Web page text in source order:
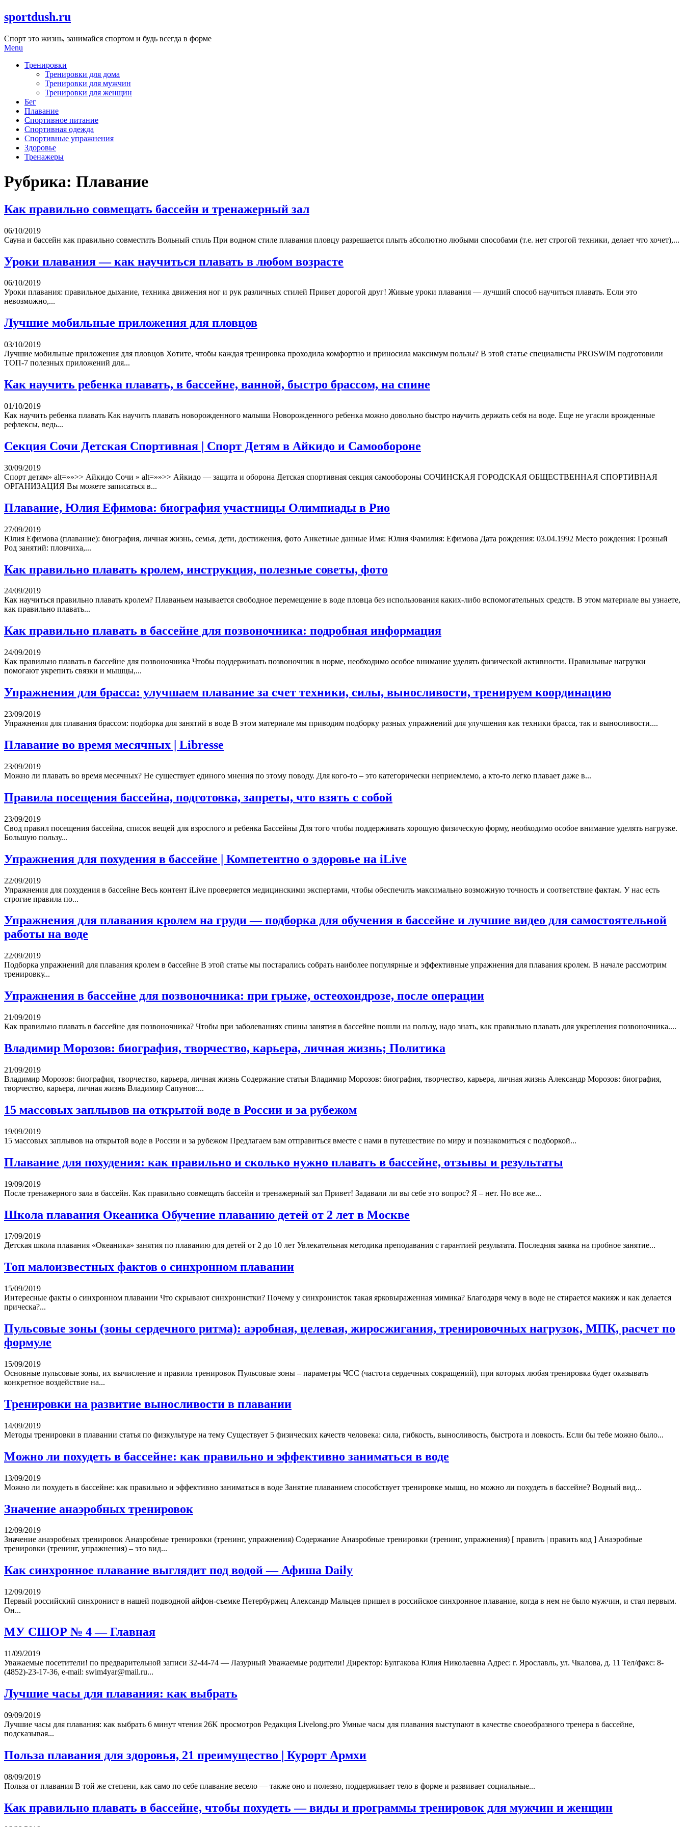
Skip
to
sportdush.ru
Спорт это жизнь, занимайся спортом и будь всегда в форме
Menu
Тренировки
Тренировки для дома
Тренировки для мужчин
Тренировки для женщин
Бег
Плавание
Спортивное питание
Спортивная одежда
Спортивные упражнения
Здоровье
Тренажеры
Рубрика: Плавание
Как правильно совмещать бассейн и тренажерный зал
06/10/2019
Сауна и бассейн как правильно совместить Вольный стиль При водном стиле плавания пловцу разрешается плыть абсолютно любыми способами (т.е. нет строгой техники, делает что хочет),...
Уроки плавания — как научиться плавать в любом возрасте
06/10/2019
Уроки плавания: правильное дыхание, техника движения ног и рук различных стилей Привет дорогой друг! Живые уроки плавания — лучший способ научиться плавать. Если это
невозможно,...
Лучшие мобильные приложения для пловцов
03/10/2019
Лучшие мобильные приложения для пловцов Хотите, чтобы каждая тренировка проходила комфортно и приносила максимум пользы? В этой статье специалисты PROSWIM подготовили
ТОП-7 полезных приложений для...
Как научить ребенка плавать, в бассейне, ванной, быстро брассом, на спине
01/10/2019
Как научить ребенка плавать Как научить плавать новорожденного малыша Новорожденного ребенка можно довольно быстро научить держать себя на воде. Еще не угасли врожденные
рефлексы, ведь...
Секция Сочи Детская Спортивная | Спорт Детям в Айкидо и Самообороне
30/09/2019
Спорт детям» alt=»»>> Айкидо Сочи » alt=»»>> Айкидо — защита и оборона Детская спортивная секция самообороны СОЧИНСКАЯ ГОРОДСКАЯ ОБЩЕСТВЕННАЯ СПОРТИВНАЯ
ОРГАНИЗАЦИЯ Вы можете записаться в...
Плавание, Юлия Ефимова: биография участницы Олимпиады в Рио
27/09/2019
Юлия Ефимова (плавание): биография, личная жизнь, семья, дети, достижения, фото Анкетные данные Имя: Юлия Фамилия: Ефимова Дата рождения: 03.04.1992 Место рождения: Грозный
Род занятий: пловчиха,...
Как правильно плавать кролем, инструкция, полезные советы, фото
24/09/2019
Как научиться правильно плавать кролем? Плаваньем называется свободное перемещение в воде пловца без использования каких-либо вспомогательных средств. В этом материале вы узнаете,
как правильно плавать...
Как правильно плавать в бассейне для позвоночника: подробная информация
24/09/2019
Как правильно плавать в бассейне для позвоночника Чтобы поддерживать позвоночник в норме, необходимо особое внимание уделять физической активности. Правильные нагрузки
помогают укрепить связки и мышцы,...
Упражнения для брасса: улучшаем плавание за счет техники, силы, выносливости, тренируем координацию
23/09/2019
Упражнения для плавания брассом: подборка для занятий в воде В этом материале мы приводим подборку разных упражнений для улучшения как техники брасса, так и выносливости....
Плавание во время месячных | Libresse
23/09/2019
Можно ли плавать во время месячных? Не существует единого мнения по этому поводу. Для кого-то – это категорически неприемлемо, а кто-то легко плавает даже в...
Правила посещения бассейна, подготовка, запреты, что взять с собой
23/09/2019
Свод правил посещения бассейна, список вещей для взрослого и ребенка Бассейны Для того чтобы поддерживать хорошую физическую форму, необходимо особое внимание уделять нагрузке.
Большую пользу...
Упражнения для похудения в бассейне | Компетентно о здоровье на iLive
22/09/2019
Упражнения для похудения в бассейне Весь контент iLive проверяется медицинскими экспертами, чтобы обеспечить максимально возможную точность и соответствие фактам. У нас есть
строгие правила по...
Упражнения для плавания кролем на груди — подборка для обучения в бассейне и лучшие видео для самостоятельной
работы на воде
22/09/2019
Подборка упражнений для плавания кролем в бассейне В этой статье мы постарались собрать наиболее популярные и эффективные упражнения для плавания кролем. В начале рассмотрим
тренировку...
Упражнения в бассейне для позвоночника: при грыже, остеохондрозе, после операции
21/09/2019
Как правильно плавать в бассейне для позвоночника? Чтобы при заболеваниях спины занятия в бассейне пошли на пользу, надо знать, как правильно плавать для укрепления позвоночника....
Владимир Морозов: биография, творчество, карьера, личная жизнь; Политика
21/09/2019
Владимир Морозов: биография, творчество, карьера, личная жизнь Содержание статьи Владимир Морозов: биография, творчество, карьера, личная жизнь Александр Морозов: биография,
творчество, карьера, личная жизнь Владимир Сапунов:...
15 массовых заплывов на открытой воде в России и за рубежом
19/09/2019
15 массовых заплывов на открытой воде в России и за рубежом Предлагаем вам отправиться вместе с нами в путешествие по миру и познакомиться с подборкой...
Плавание для похудения: как правильно и сколько нужно плавать в бассейне, отзывы и результаты
19/09/2019
После тренажерного зала в бассейн. Как правильно совмещать бассейн и тренажерный зал Привет! Задавали ли вы себе это вопрос? Я – нет. Но все же...
Школа плавания Океаника Обучение плаванию детей от 2 лет в Москве
17/09/2019
Детская школа плавания «Океаника» занятия по плаванию для детей от 2 до 10 лет Увлекательная методика преподавания с гарантией результата. Последняя заявка на пробное занятие...
Топ малоизвестных фактов о синхронном плавании
15/09/2019
Интересные факты о синхронном плавании Что скрывают синхронистки? Почему у синхронисток такая ярковыраженная мимика? Благодаря чему в воде не стирается макияж и как делается
прическа?...
Пульсовые зоны (зоны сердечного ритма): аэробная, целевая, жиросжигания, тренировочных нагрузок, МПК, расчет по
формуле
15/09/2019
Основные пульсовые зоны, их вычисление и правила тренировок Пульсовые зоны – параметры ЧСС (частота сердечных сокращений), при которых любая тренировка будет оказывать
конкретное воздействие на...
Тренировки на развитие выносливости в плавании
14/09/2019
Методы тренировки в плавании статья по физкультуре на тему Существует 5 физических качеств человека: сила, гибкость, выносливость, быстрота и ловкость. Если бы тебе можно было...
Можно ли похудеть в бассейне: как правильно и эффективно заниматься в воде
13/09/2019
Можно ли похудеть в бассейне: как правильно и эффективно заниматься в воде Занятие плаванием способствует тренировке мышц, но можно ли похудеть в бассейне? Водный вид...
Значение анаэробных тренировок
12/09/2019
Значение анаэробных тренировок Анаэробные тренировки (тренинг, упражнения) Содержание Анаэробные тренировки (тренинг, упражнения) [ править | править код ] Анаэробные
тренировки (тренинг, упражнения) – это вид...
Как синхронное плавание выглядит под водой — Афиша Daily
12/09/2019
Первый российский синхронист в нашей подводной айфон-съемке Петербуржец Александр Мальцев пришел в российское синхронное плавание, когда в нем не было мужчин, и стал первым.
Он...
МУ СШОР № 4 — Главная
11/09/2019
Уважаемые посетители! по предварительной записи 32-44-74 — Лазурный Уважаемые родители! Директор: Булгакова Юлия Николаевна Адрес: г. Ярославль, ул. Чкалова, д. 11 Тел/факс: 8-
(4852)-23-17-36, e-mail: swim4yar@mail.ru...
Лучшие часы для плавания: как выбрать
09/09/2019
Лучшие часы для плавания: как выбрать 6 минут чтения 26K просмотров Редакция Livelong.pro Умные часы для плавания выступают в качестве своеобразного тренера в бассейне,
подсказывая...
Польза плавания для здоровья, 21 преимущество | Курорт Армхи
08/09/2019
Польза от плавания В той же степени, как само по себе плавание весело — также оно и полезно, поддерживает тело в форме и развивает социальные...
Как правильно плавать в бассейне, чтобы похудеть — виды и программы тренировок для мужчин и женщин